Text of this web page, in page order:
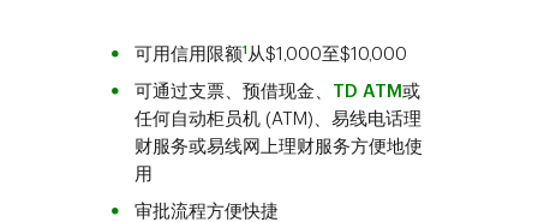
可用信用限额1 从$1,000至$10,000
可通过支票、预借现金、 TD ATM 或
任何自动柜员机 (ATM)、易线电话理
财服务或易线网上理财服务方便地使
用
审批流程方便快捷